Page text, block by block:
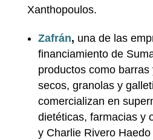
Xanthopoulos.
Zafrán, una de las
financiamiento de
productos como
secos, granolas y
comercializan en
dietéticas, farmacias y
y Charlie Rivero